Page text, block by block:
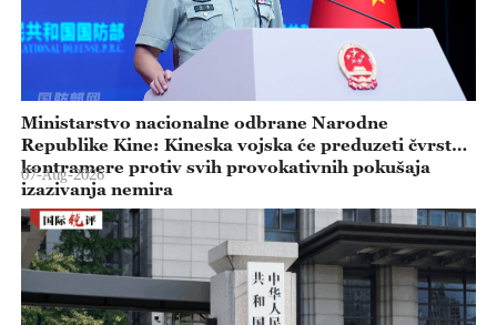
Ministarstvo nacionalne odbrane Narodne
Republike Kine: Kineska vojska će preduzeti čvrste
kontramere protiv svih provokativnih pokušaja
izazivanja nemira
07-Aug-2026